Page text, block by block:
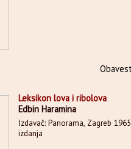
Leksikon lova i ribolova
Edbin Haramina
Izdavač: Panorama, Zagreb
izdanja